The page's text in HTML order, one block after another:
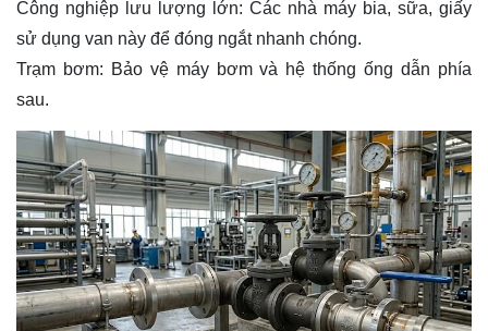
Công nghiệp lưu lượng lớn: Các nhà máy bia, sữa, giấy
sử dụng van này để đóng ngắt nhanh chóng.
Trạm bơm: Bảo vệ máy bơm và hệ thống ống dẫn phía
sau.